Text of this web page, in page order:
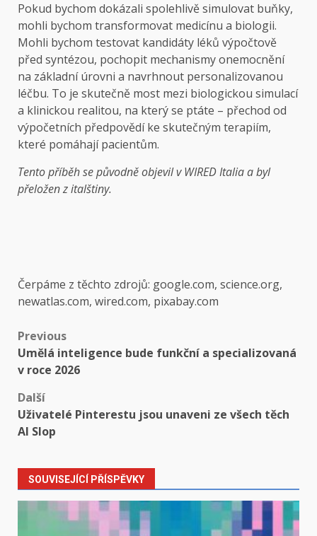
Pokud bychom dokázali spolehlivě simulovat buňky,
mohli bychom transformovat medicínu a biologii.
Mohli bychom testovat kandidáty léků výpočtově
před syntézou, pochopit mechanismy onemocnění
na základní úrovni a navrhnout personalizovanou
léčbu. To je skutečně most mezi biologickou simulací
a klinickou realitou, na který se ptáte – přechod od
výpočetních předpovědí ke skutečným terapiím,
které pomáhají pacientům.
Tento příběh se původně objevil v WIRED Italia a byl
přeložen z italštiny.
Čerpáme z těchto zdrojů: google.com, science.org,
newatlas.com, wired.com, pixabay.com
Post
navigation
Previous
Umělá inteligence bude funkční a specializovaná
v roce 2026
Další
Uživatelé Pinterestu jsou unaveni ze všech těch
AI Slop
SOUVISEJÍCÍ PŘÍSPĚVKY